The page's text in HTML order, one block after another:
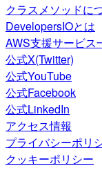
クラスメソッドに
DevelopersIOとは
AWS支援サービス
公式X(Twitter)
公式YouTube
公式Facebook
公式LinkedIn
アクセス情報
プライバシーポリ
クッキーポリシー